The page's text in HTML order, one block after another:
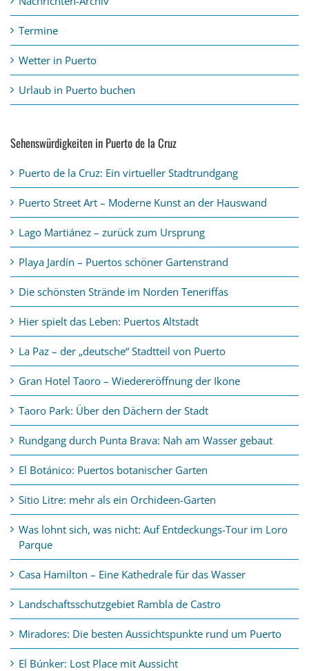
Termine
Wetter in Puerto
Urlaub in Puerto buchen
Sehenswürdigkeiten in Puerto de la Cruz
Puerto de la Cruz: Ein virtueller Stadtrundgang
Puerto Street Art – Moderne Kunst an der Hauswand
Lago Martiánez – zurück zum Ursprung
Playa Jardín – Puertos schöner Gartenstrand
Die schönsten Strände im Norden Teneriffas
Hier spielt das Leben: Puertos Altstadt
La Paz – der „deutsche“ Stadtteil von Puerto
Gran Hotel Taoro – Wiedereröffnung der Ikone
Taoro Park: Über den Dächern der Stadt
Rundgang durch Punta Brava: Nah am Wasser gebaut
El Botánico: Puertos botanischer Garten
Sitio Litre: mehr als ein Orchideen-Garten
Was lohnt sich, was nicht: Auf Entdeckungs-Tour im Loro
Parque
Casa Hamilton – Eine Kathedrale für das Wasser
Landschaftsschutzgebiet Rambla de Castro
Miradores: Die besten Aussichtspunkte rund um Puerto
El Búnker: Lost Place mit Aussicht